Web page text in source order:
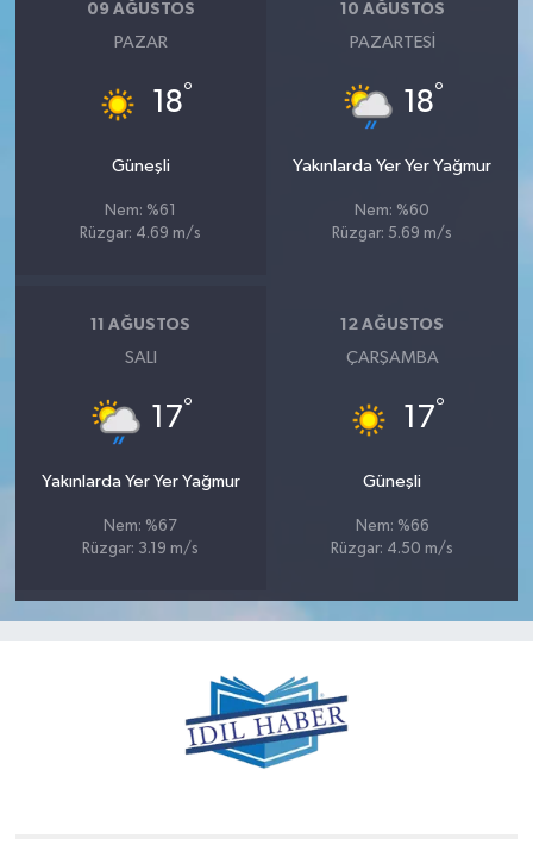
09 AĞUSTOS
PAZAR
18°
Güneşli
Nem: %61
Rüzgar: 4.69 m/s
10 AĞUSTOS
PAZARTESI
18°
Yakınlarda Yer Yer Yağmur
Nem: %60
Rüzgar: 5.69 m/s
11 AĞUSTOS
SALI
17°
Yakınlarda Yer Yer Yağmur
Nem: %67
Rüzgar: 3.19 m/s
12 AĞUSTOS
ÇARŞAMBA
17°
Güneşli
Nem: %66
Rüzgar: 4.50 m/s